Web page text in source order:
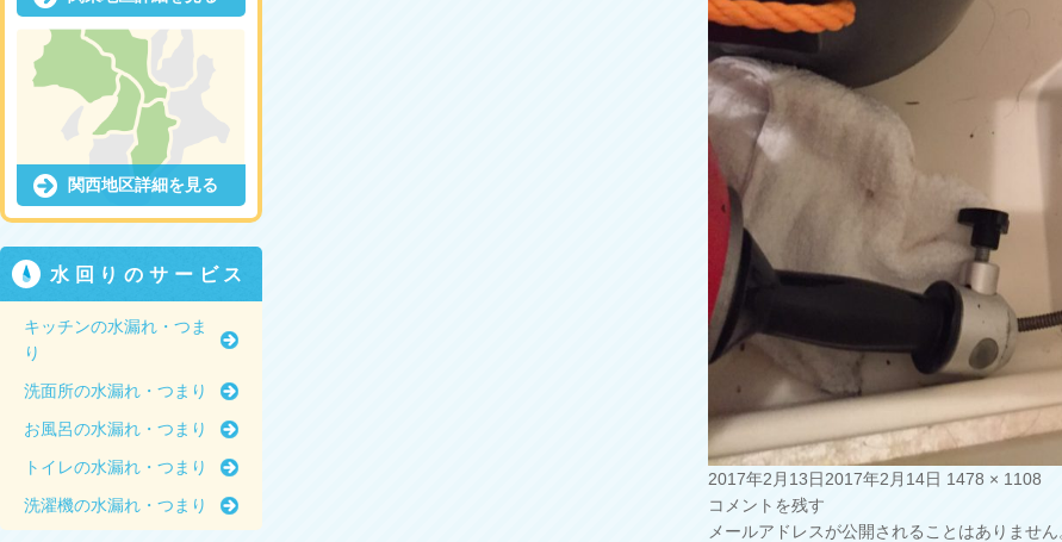
投
稿
日:
2017年2月13日2017年2月14日 フ
サ
1478 × 1108
コメントを残す
メールアドレスが公開されることはありません
関西地区詳細を見る
水回りのサービス
キッチンの水漏れ・つま
り
洗面所の水漏れ・つまり
お風呂の水漏れ・つまり
トイレの水漏れ・つまり
洗濯機の水漏れ・つまり